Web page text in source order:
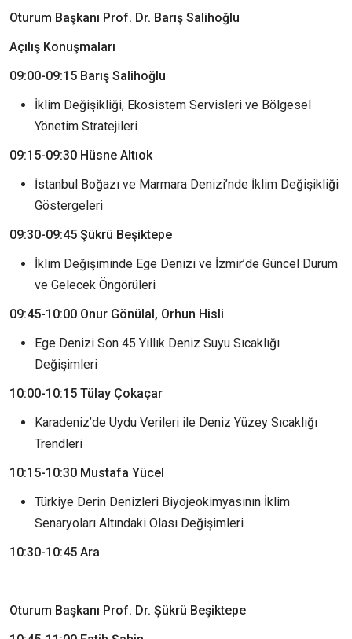
Oturum Başkanı Prof. Dr. Barış Salihoğlu
Açılış Konuşmaları
09:00-09:15 Barış Salihoğlu
İklim Değişikliği, Ekosistem Servisleri ve Bölgesel
Yönetim Stratejileri
09:15-09:30 Hüsne Altıok
İstanbul Boğazı ve Marmara Denizi’nde İklim Değişikliği
Göstergeleri
09:30-09:45 Şükrü Beşiktepe
İklim Değişiminde Ege Denizi ve İzmir’de Güncel Durum
ve Gelecek Öngörüleri
09:45-10:00 Onur Gönülal, Orhun Hisli
Ege Denizi Son 45 Yıllık Deniz Suyu Sıcaklığı
Değişimleri
10:00-10:15 Tülay Çokaçar
Karadeniz’de Uydu Verileri ile Deniz Yüzey Sıcaklığı
Trendleri
10:15-10:30 Mustafa Yücel
Türkiye Derin Denizleri Biyojeokimyasının İklim
Senaryoları Altındaki Olası Değişimleri
10:30-10:45 Ara
Oturum Başkanı Prof. Dr. Şükrü Beşiktepe